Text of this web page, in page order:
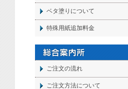
ベタ塗りについて
特殊用紙追加料金
ご注文の流れ
ご注文方法について